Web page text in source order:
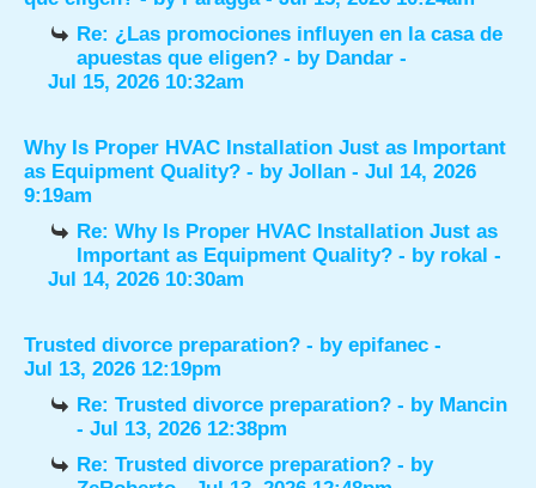
Re: ¿Las promociones influyen en la casa de
apuestas que eligen? - by Dandar -
Jul 15, 2026 10:32am
Why Is Proper HVAC Installation Just as Important
as Equipment Quality? - by Jollan - Jul 14, 2026
9:19am
Re: Why Is Proper HVAC Installation Just as
Important as Equipment Quality? - by rokal -
Jul 14, 2026 10:30am
Trusted divorce preparation? - by epifanec -
Jul 13, 2026 12:19pm
Re: Trusted divorce preparation? - by Mancin
- Jul 13, 2026 12:38pm
Re: Trusted divorce preparation? - by